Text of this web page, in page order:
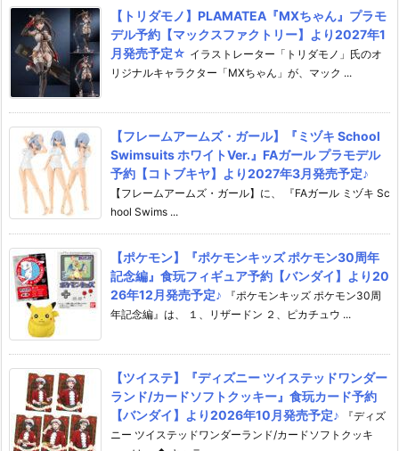
【トリダモノ】PLAMATEA『MXちゃん』プラモ
デル予約【マックスファクトリー】より2027年1
月発売予定☆ イラストレーター「トリダモノ」氏のオ
リジナルキャラクター「MXちゃん」が、マック ...
【フレームアームズ・ガール】『ミヅキ School
Swimsuits ホワイトVer.』FAガール プラモデル
予約【コトブキヤ】より2027年3月発売予定♪
【フレームアームズ・ガール】に、 『FAガール ミヅキ Sc
hool Swims ...
【ポケモン】『ポケモンキッズ ポケモン30周年
記念編』食玩フィギュア予約【バンダイ】より20
26年12月発売予定♪
『ポケモンキッズ ポケモン30周
年記念編』は、 １、リザードン ２、ピカチュウ ...
【ツイステ】『ディズニー ツイステッドワンダー
ランド/カードソフトクッキー』食玩カード予約
【バンダイ】より2026年10月発売予定♪
『ディズ
ニー ツイステッドワンダーランド/カードソフトクッキ